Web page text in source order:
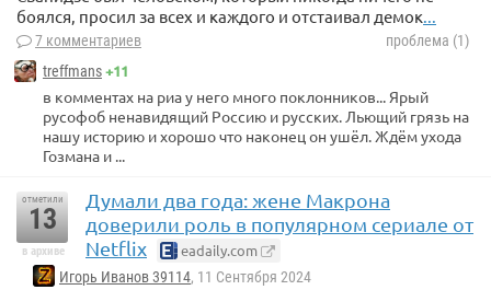
боялся, просил за всех и каждого и отстаивал демок...
7 комментариев
проблема (1)
treffmans+11
в комментах на риа у него много поклонников... Ярый
русофоб ненавидящий Россию и русских. Льющий грязь на
нашу историю и хорошо что наконец он ушёл. Ждём ухода
Гозмана и ...
отметили
13
в архиве
Думали два года: жене Макрона
доверили роль в популярном сериале от
Netflix
eadaily.com
Игорь Иванов 39114, 11 Сентября 2024